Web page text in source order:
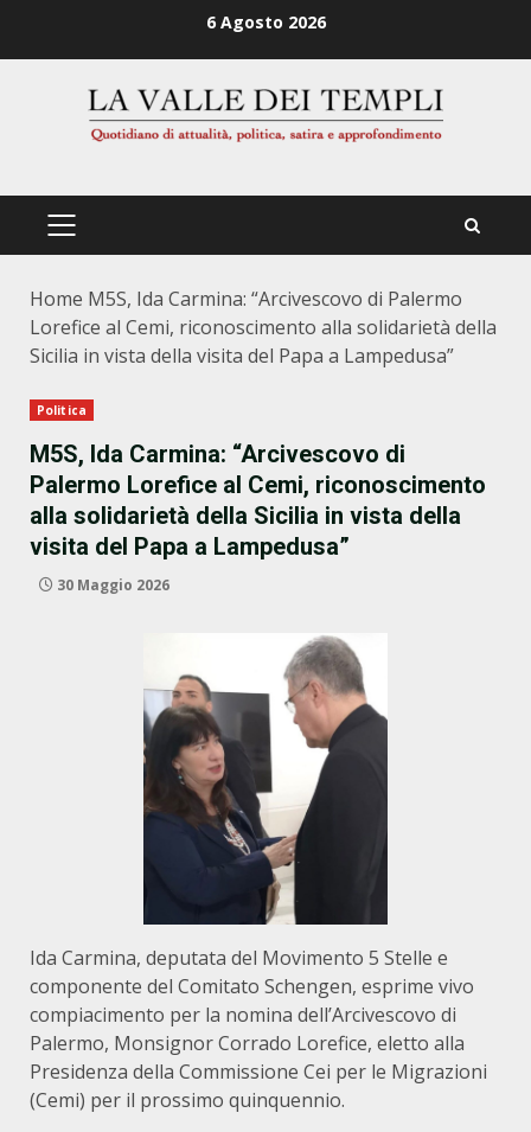
6 Agosto 2026
PRIMÄRES
Home M5S, Ida Carmina: “Arcivescovo di Palermo
Lorefice al Cemi, riconoscimento alla solidarietà della
Sicilia in vista della visita del Papa a Lampedusa”
Politica
M5S, Ida Carmina: “Arcivescovo di
Palermo Lorefice al Cemi, riconoscimento
alla solidarietà della Sicilia in vista della
visita del Papa a Lampedusa”
30 Maggio 2026
Ida Carmina, deputata del Movimento 5 Stelle e
componente del Comitato Schengen, esprime vivo
compiacimento per la nomina dell’Arcivescovo di
Palermo, Monsignor Corrado Lorefice, eletto alla
Presidenza della Commissione Cei per le Migrazioni
(Cemi) per il prossimo quinquennio.